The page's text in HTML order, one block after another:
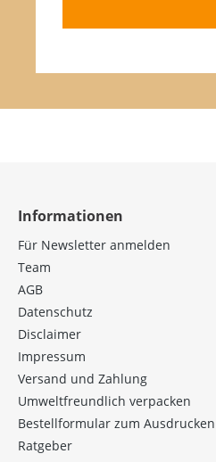
Informationen
Für Newsletter anmelden
Team
AGB
Datenschutz
Disclaimer
Impressum
Versand und Zahlung
Umweltfreundlich verpacken
Bestellformular zum Ausdrucken
Ratgeber